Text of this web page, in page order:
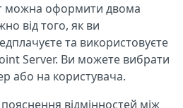
можна оформити двома
від того, як ви
та використовуєте
Server. Ви можете вибрати
або на користувача.
відмінностей між